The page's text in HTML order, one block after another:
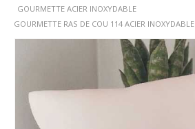
GOURMETTE ACIER INOXYDABLE
GOURMETTE RAS DE COU 114 ACIER INOXYDABLE